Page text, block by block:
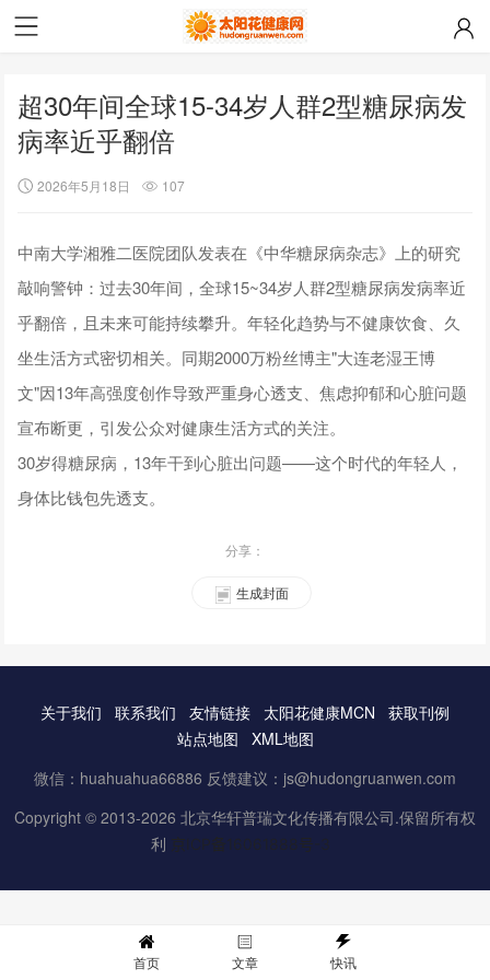
超30年间全球15-34岁人群2型糖尿病发
病率近乎翻倍
2026年5月18日 107
中南大学湘雅二医院团队发表在《中华糖尿病杂志》上的研究
敲响警钟：过去30年间，全球15~34岁人群2型糖尿病发病率近
乎翻倍，且未来可能持续攀升。年轻化趋势与不健康饮食、久
坐生活方式密切相关。同期2000万粉丝博主"大连老湿王博
文"因13年高强度创作导致严重身心透支、焦虑抑郁和心脏问题
宣布断更，引发公众对健康生活方式的关注。
30岁得糖尿病，13年干到心脏出问题——这个时代的年轻人，
身体比钱包先透支。
分享：
生成封面
关于我们 联系我们 友情链接 太阳花健康MCN
获取刊例
站点地图
XML地图
微信：huahuahua66886 反馈建议：js@hudongruanwen.com
Copyright © 2013-2026 北京华轩普瑞文化传播有限公司.保留所有权
利 京ICP备16061888号-3
首页 文章 快讯